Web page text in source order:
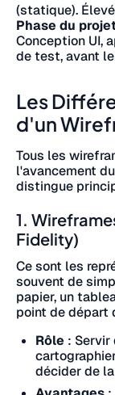
(statique).
Phase du
Conception UI,
de test, avant
Les
d'un
Tous les
l'avancement
distingue
1.
Fidelity)
Ce sont les
souvent de
papier, un
point de départ
Rôle : Servir
décider de